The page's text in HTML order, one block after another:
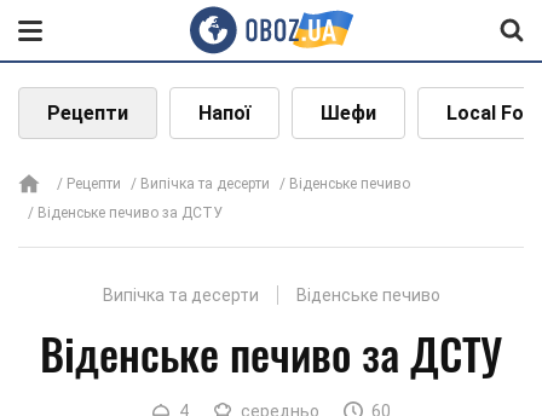
Рецепти Напої Шефи Local
Рецепти Випічка та десерти
Віденське печиво
Віденське печиво за ДСТУ
Випічка та десерти Віденське печиво
Віденське печиво за ДСТУ
4 середньо
60